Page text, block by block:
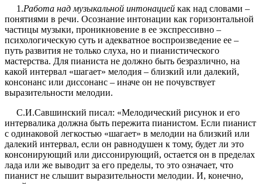
1.Работа над музыкальной интонацией как над словами –
понятиями в речи. Осознание интонации как горизонтальной
частицы музыки, проникновение в ее экспрессивно –
психологическую суть и адекватное воспроизведение ее –
путь развития не только слуха, но и пианистического
мастерства. Для пианиста не должно быть безразлично, на
какой интервал «шагает» мелодия – близкий или далекий,
консонанс или диссонанс – иначе он не почувствует
выразительности мелодии.
С.И.Савшинский писал: «Мелодический рисунок и его
интервалика должна быть пережита пианистом. Если пианист
с одинаковой легкостью «шагает» в мелодии на близкий или
далекий интервал, если он равнодушен к тому, будет ли это
консонирующий или диссонирующий, остается он в пределах
лада или же выводит за его пределы, то это означает, что
пианист не слышит выразительности мелодии. И, конечно,